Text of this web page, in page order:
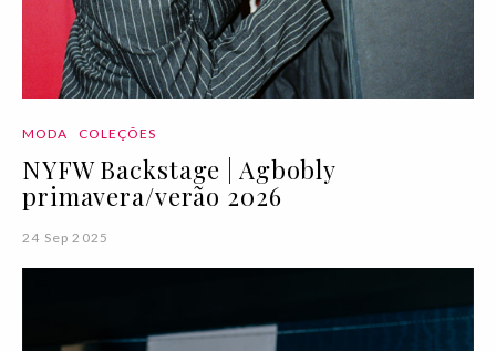
MODA COLEÇÕES
NYFW Backstage | Agbobly
primavera/verão 2026
24 Sep 2025